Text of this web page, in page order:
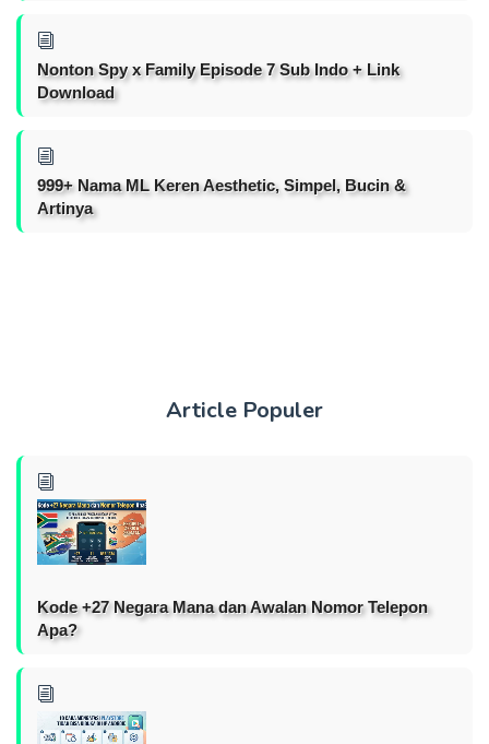
Nonton Spy x Family Episode 7 Sub Indo + Link
Download
999+ Nama ML Keren Aesthetic, Simpel, Bucin &
Artinya
Article Populer
Kode +27 Negara Mana dan Awalan Nomor Telepon
Apa?